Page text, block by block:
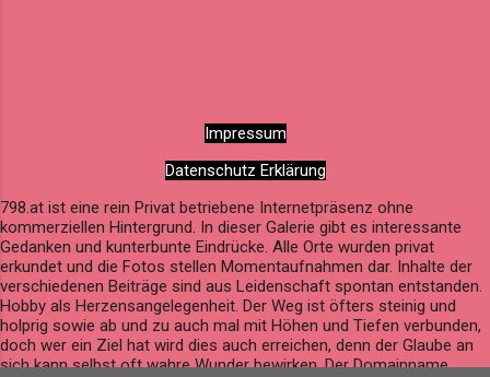
Impressum
Datenschutz Erklärung
798.at ist eine rein Privat betriebene Internetpräsenz ohne
kommerziellen Hintergrund. In dieser Galerie gibt es interessante
Gedanken und kunterbunte Eindrücke. Alle Orte wurden privat
erkundet und die Fotos stellen Momentaufnahmen dar. Inhalte der
verschiedenen Beiträge sind aus Leidenschaft spontan entstanden.
Hobby als Herzensangelegenheit. Der Weg ist öfters steinig und
holprig sowie ab und zu auch mal mit Höhen und Tiefen verbunden,
doch wer ein Ziel hat wird dies auch erreichen, denn der Glaube an
sich kann selbst oft wahre Wunder bewirken. Der Domainname